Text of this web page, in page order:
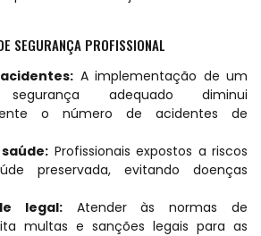
SEGURANÇA PROFISSIONAL
A implementação de um
adequado diminui
o número de acidentes de
Profissionais expostos a riscos
preservada, evitando doenças
legal:Atender às normas de
multas e sanções legais para as